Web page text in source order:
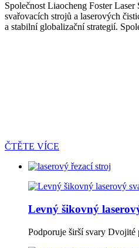
Společnost Liaocheng Foster
svařovacích strojů a laserových
a stabilní globalizační strategií.
ČTĚTE VÍCE
Levný šikovný
Podporuje širší svary Dvojité